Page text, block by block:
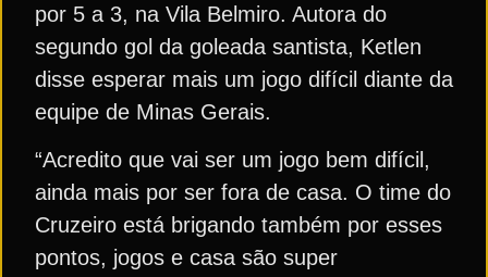
por 5 a 3, na Vila Belmiro. Autora do
segundo gol da goleada santista, Ketlen
disse esperar mais um jogo difícil diante da
equipe de Minas Gerais.
“Acredito que vai ser um jogo bem difícil,
ainda mais por ser fora de casa. O time do
Cruzeiro está brigando também por esses
pontos, jogos e casa são super